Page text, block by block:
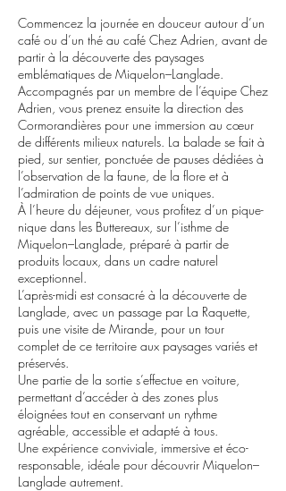
Commencez la journée en douceur autour d’un
café ou d’un thé au café Chez Adrien, avant de
partir à la découverte des paysages
emblématiques de Miquelon–Langlade.
Accompagnés par un membre de l’équipe Chez
Adrien, vous prenez ensuite la direction des
Cormorandières pour une immersion au cœur
de différents milieux naturels. La balade se fait à
pied, sur sentier, ponctuée de pauses dédiées à
l’observation de la faune, de la flore et à
l’admiration de points de vue uniques.
À l’heure du déjeuner, vous profitez d’un pique-
nique dans les Buttereaux, sur l’isthme de
Miquelon–Langlade, préparé à partir de
produits locaux, dans un cadre naturel
exceptionnel.
L’après-midi est consacré à la découverte de
Langlade, avec un passage par La Raquette,
puis une visite de Mirande, pour un tour
complet de ce territoire aux paysages variés et
préservés.
Une partie de la sortie s’effectue en voiture,
permettant d’accéder à des zones plus
éloignées tout en conservant un rythme
agréable, accessible et adapté à tous.
Une expérience conviviale, immersive et éco-
responsable, idéale pour découvrir Miquelon–
Langlade autrement.